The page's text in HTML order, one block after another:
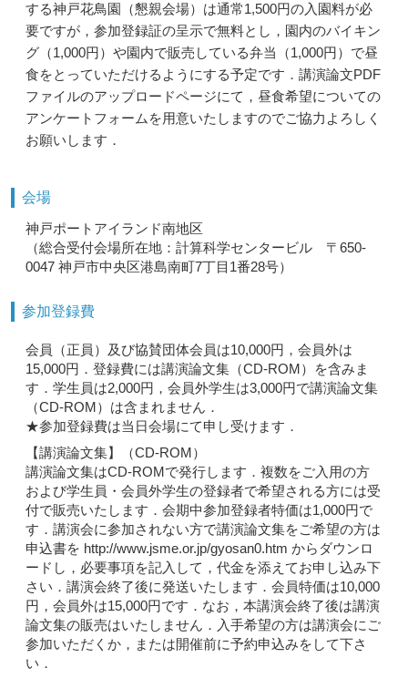
する神戸花鳥園（懇親会場）は通常1,500円の入園料が必
要ですが，参加登録証の呈示で無料とし，園内のバイキン
グ（1,000円）や園内で販売している弁当（1,000円）で昼
食をとっていただけるようにする予定です．講演論文PDF
ファイルのアップロードページにて，昼食希望についての
アンケートフォームを用意いたしますのでご協力よろしく
お願いします．
会場
神戸ポートアイランド南地区
（総合受付会場所在地：計算科学センタービル 〒650-
0047 神戸市中央区港島南町7丁目1番28号）
参加登録費
会員（正員）及び協賛団体会員は10,000円，会員外は
15,000円．登録費には講演論文集（CD-ROM）を含みま
す．学生員は2,000円，会員外学生は3,000円で講演論文集
（CD-ROM）は含まれません．
★参加登録費は当日会場にて申し受けます．
【講演論文集】（CD-ROM）
講演論文集はCD-ROMで発行します．複数をご入用の方
および学生員・会員外学生の登録者で希望される方には受
付で販売いたします．会期中参加登録者特価は1,000円で
す．講演会に参加されない方で講演論文集をご希望の方は
申込書を http://www.jsme.or.jp/gyosan0.htm からダウンロ
ードし，必要事項を記入して，代金を添えてお申し込み下
さい．講演会終了後に発送いたします．会員特価は10,000
円，会員外は15,000円です．なお，本講演会終了後は講演
論文集の販売はいたしません．入手希望の方は講演会にご
参加いただくか，または開催前に予約申込みをして下さ
い．